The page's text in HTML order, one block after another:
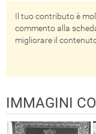
Il tuo contributo è
commento alla
migliorare il
IMMAGINI